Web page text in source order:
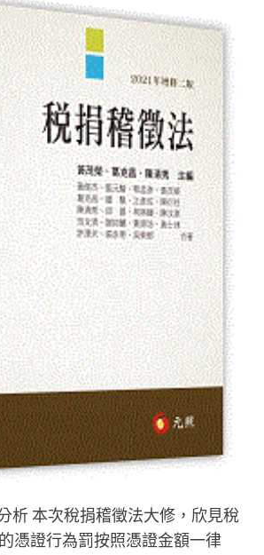
析 本次稅捐稽徵法大修，欣見稅
憑證行為罰按照憑證金額一律